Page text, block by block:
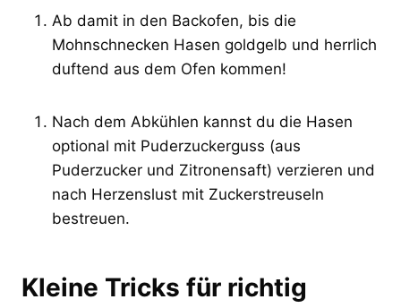
Ab damit in den Backofen, bis die
Mohnschnecken Hasen goldgelb und herrlich
duftend aus dem Ofen kommen!
Nach dem Abkühlen kannst du die Hasen
optional mit Puderzuckerguss (aus
Puderzucker und Zitronensaft) verzieren und
nach Herzenslust mit Zuckerstreuseln
bestreuen.
Kleine Tricks für richtig